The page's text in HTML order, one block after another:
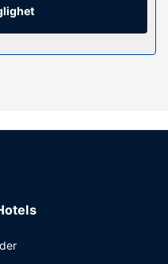
tillgång till en bastu.
reception (öppen